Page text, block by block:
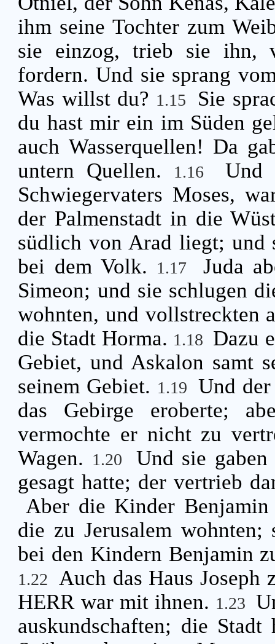
ihm seine Tochter zum
sie einzog, trieb sie ihn,
fordern. Und sie sprang
Was willst du? 1.15
Sie
du hast mir ein im Süden
auch Wasserquellen! Da
untern Quellen.
1.16
Und
Schwiegervaters Moses,
der Palmenstadt in die
südlich von Arad liegt; und
bei dem Volk.
1.17
Juda
Simeon; und sie schlugen
wohnten, und vollstreckten
die Stadt Horma. 1.18 Dazu
Gebiet, und Askalon samt
seinem Gebiet. 1.19
Und
das Gebirge eroberte;
vermochte er nicht zu
Wagen. 1.20
Und sie
gesagt hatte; der vertrieb
Aber die Kinder
die zu Jerusalem wohnten;
bei den Kindern Benjamin
1.22
Auch das Haus Joseph
HERR war mit ihnen. 1.23
auskundschaften; die